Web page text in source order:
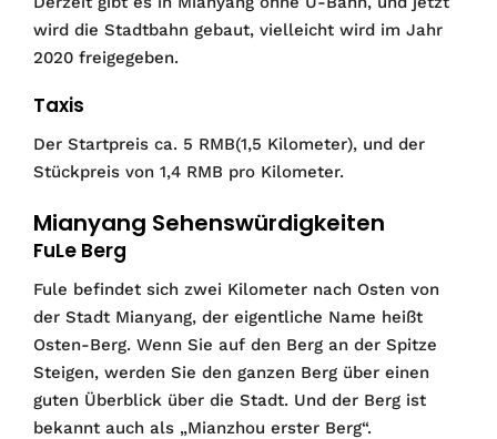
wird die Stadtbahn gebaut, vielleicht wird im Jahr
2020 freigegeben.
Taxis
Der Startpreis ca. 5 RMB(1,5 Kilometer), und der
Stückpreis von 1,4 RMB pro Kilometer.
Mianyang Sehenswürdigkeiten
FuLe Berg
Fule befindet sich zwei Kilometer nach Osten von
der Stadt Mianyang, der eigentliche Name heißt
Osten-Berg. Wenn Sie auf den Berg an der Spitze
Steigen, werden Sie den ganzen Berg über einen
guten Überblick über die Stadt. Und der Berg ist
bekannt auch als „Mianzhou erster Berg“.